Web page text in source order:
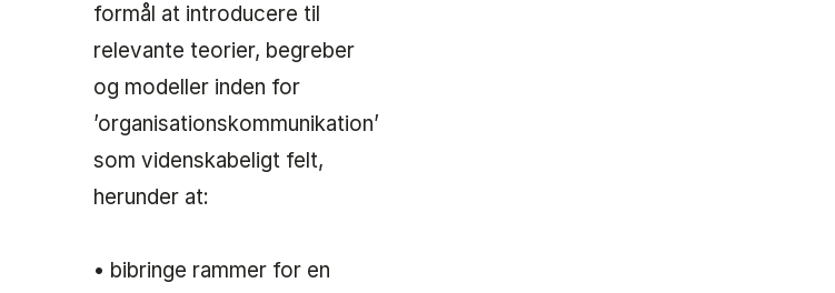
formål at introducere til
relevante teorier, begreber
og modeller inden for
’organisationskommunikation’
som videnskabeligt felt,
herunder at:
• bibringe rammer for en